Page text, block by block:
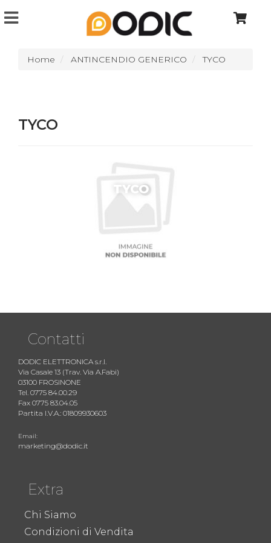
Home ANTINCENDIO GENERICO TYCO
TYCO
TYCO
Contatti
DODIC ELETTRONICA s.r.l.
Via Casale 13 (Trav. Via A.Fabi)
03100 FROSINONE
Tel. 0775 84.00.29
Fax 0775 83.04.05
Partita I.V.A.: 01809930603
Email:
marketing@dodic.it
Extra
Chi Siamo
Condizioni di Vendita